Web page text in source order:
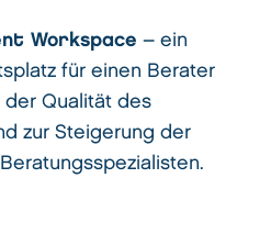
Workspace – ein
für einen Berater
der Qualität des
zur Steigerung der